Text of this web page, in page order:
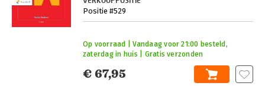
Positie #529
€ 67,95
Op voorraad | Vandaag voor 21:00 besteld,
zaterdag in huis | Gratis verzonden